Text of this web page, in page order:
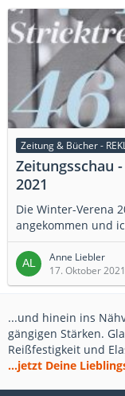
Zeitung & Bücher -
Zeitungsschau
2021
Die Winter-Verena
angekommen und
Anne Liebler
17. Oktober 2021
...und hinein ins
gängigen Stärken.
Reißfestigkeit und
...jetzt Deine